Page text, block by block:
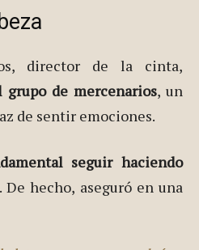
y tiroteos están
de mercenarios, un
de sentir emociones.